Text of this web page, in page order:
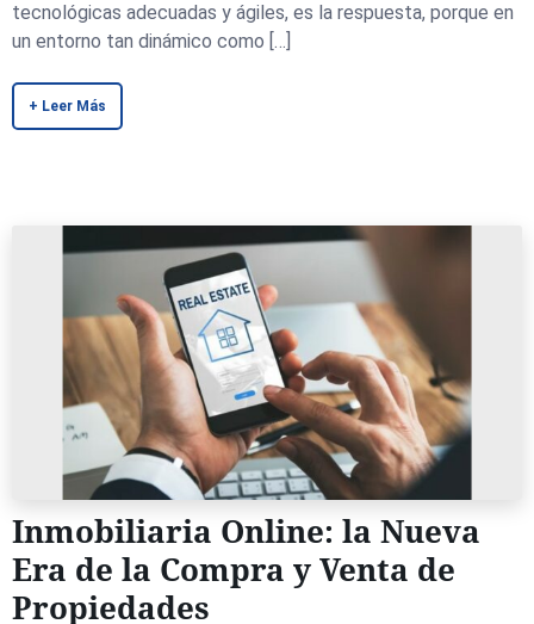
tecnológicas adecuadas y ágiles, es la respuesta, porque en
un entorno tan dinámico como […]
+ Leer Más
Inmobiliaria Online: la Nueva
Era de la Compra y Venta de
Propiedades